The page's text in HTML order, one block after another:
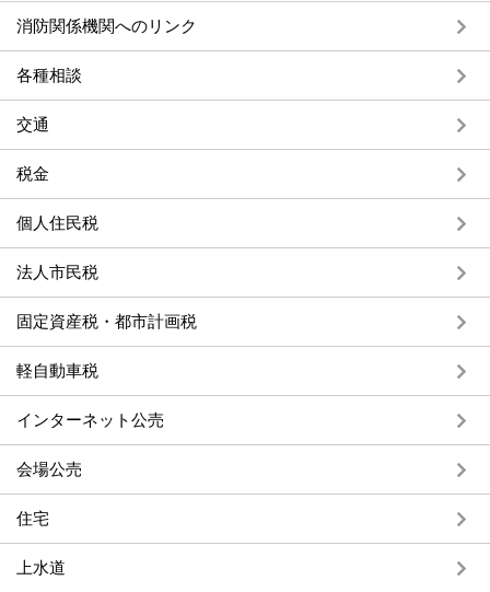
消防関係機関へのリンク
各種相談
交通
税金
個人住民税
法人市民税
固定資産税・都市計画税
軽自動車税
インターネット公売
会場公売
住宅
上水道